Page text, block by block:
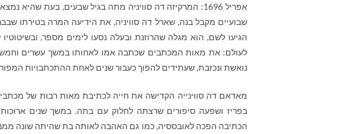
אפריל 1696 : המרקיזה דה סוויניה מתה בגיל שבעים, בעת שהיא
שבועיים מקבל בנה, שארל דה סוויניה, את הידיעה המרה בטירתו
הגיעו לשם, הוא מגלה שהרוזנת ובעלה נסעו לימים מספר,
לעולם: את מאות המכתבים שכתבה אמו לאחותו במשך עשרים
נואשת ונכזבת, שעתידים להפוך כעבור שנים לאחת ההתכתבויות
מאדאם דה סווינייה הקדישה את חייה לכתיבת מאות רבות של
בפריז ושפעה סיפורים שרצתה לחלוק עם בתה. במשך שנים ארוכות
הכתיבה הפכה לאובססיה, כמו גם האהבה לאותה בת שהיתה שונה